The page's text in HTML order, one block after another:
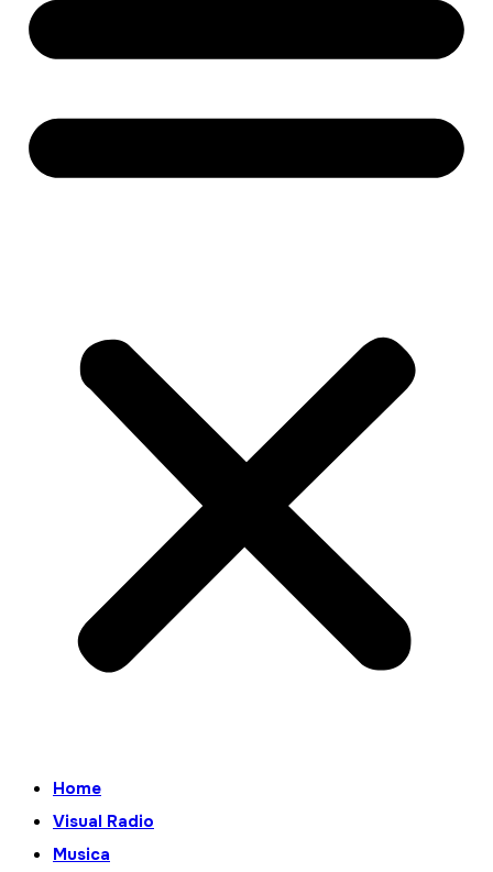
Home
Visual Radio
Musica